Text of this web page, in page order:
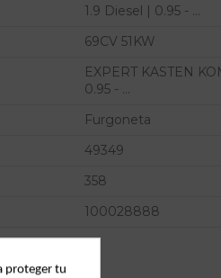
1.9 Diesel | 0.95 - ...
69CV 51KW
EXPERT KASTEN
0.95 - ...
Furgoneta
49349
358
100028888
proteger tu